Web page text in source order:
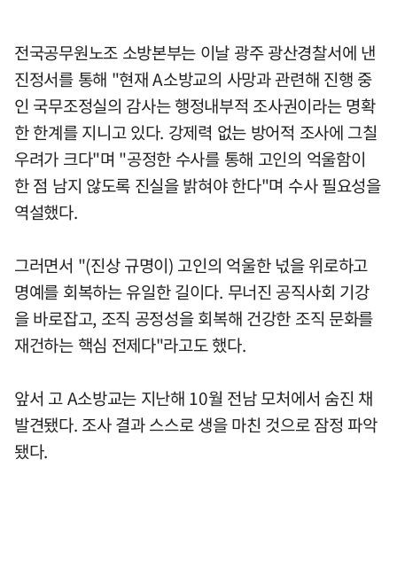
전국공무원노조 소방본부는 이날 광주 광산경찰서에 낸
진정서를 통해 "현재 A소방교의 사망과 관련해 진행 중
인 국무조정실의 감사는 행정내부적 조사권이라는 명확
한 한계를 지니고 있다. 강제력 없는 방어적 조사에 그칠
우려가 크다"며 "공정한 수사를 통해 고인의 억울함이
한 점 남지 않도록 진실을 밝혀야 한다"며 수사 필요성을
역설했다.
그러면서 "(진상 규명이) 고인의 억울한 넋을 위로하고
명예를 회복하는 유일한 길이다. 무너진 공직사회 기강
을 바로잡고, 조직 공정성을 회복해 건강한 조직 문화를
재건하는 핵심 전제다"라고도 했다.
앞서 고 A소방교는 지난해 10월 전남 모처에서 숨진 채
발견됐다. 조사 결과 스스로 생을 마친 것으로 잠정 파악
됐다.